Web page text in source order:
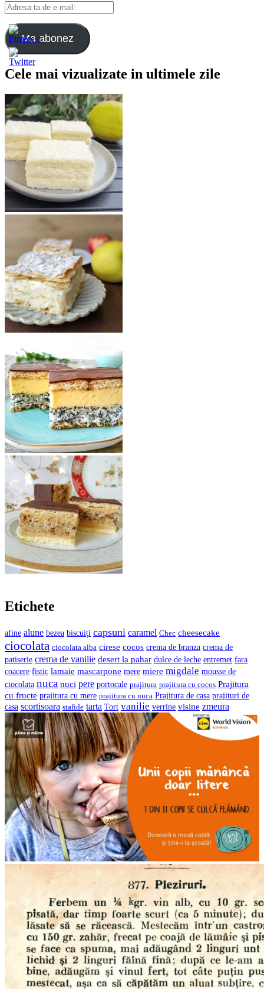
Adresa
ta
de
e-
mail:
Ma abonez
Cele mai vizualizate in ultimele zile
Etichete
afine alune bezea biscuiți capsuni caramel Chec cheesecake
ciocolata ciocolata alba cirese cocos crema de branza crema de
patiserie crema de vanilie desert la pahar dulce de leche entremet fara
coacere fistic lamaie mascarpone mere miere migdale mousse de
ciocolata nuca nuci pere portocale prajitura prajitura cu cocos Prajitura
cu fructe prajitura cu mere prajitura cu nuca Prajitura de casa prajituri de
casa scortisoara stafide tarta Tort vanilie verrine visine zmeura